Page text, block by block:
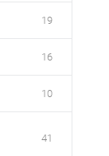
19
16
10
41